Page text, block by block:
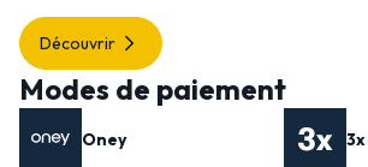
Découvrir
Modes de paiement
Oney